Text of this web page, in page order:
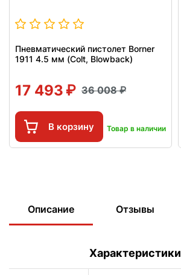
Пневматический пистолет Borner
1911 4.5 мм (Colt, Blowback)
17 493 36 008
В корзину Товар в наличии
Описание Отзывы
Характеристики